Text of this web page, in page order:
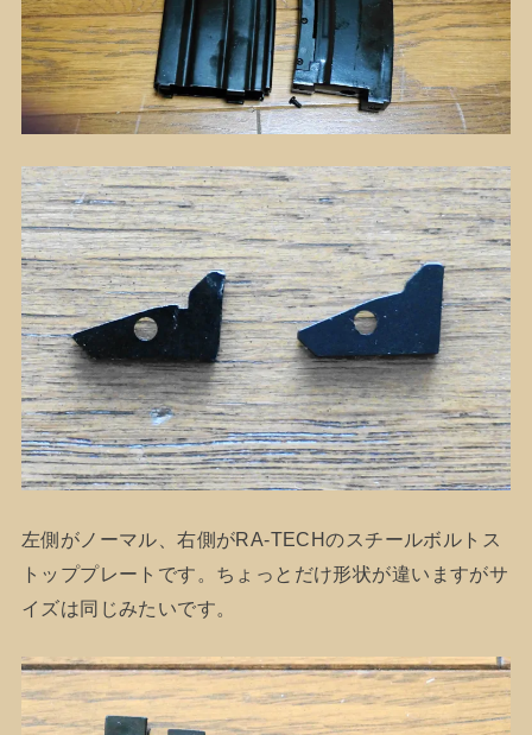
左側がノーマル、右側がRA-TECHのスチールボルトス
トッププレートです。ちょっとだけ形状が違いますがサ
イズは同じみたいです。